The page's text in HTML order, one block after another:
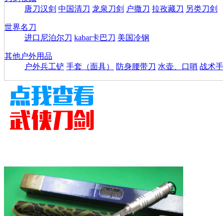
唐刀汉剑 中国清刀 龙泉刀剑 户撒刀 拉孜藏刀 另类刀剑
世界名刀
进口尼泊尔刀 kabar卡巴刀 美国冷钢
其他户外用品
户外兵工铲 手套（面具） 防身腰带刀 水壶、口哨 战术